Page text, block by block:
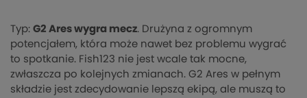
Typ: G2 Ares wygra mecz. Drużyna z ogromnym
potencjałem, która może nawet bez problemu wygrać
to spotkanie. Fish123 nie jest wcale tak mocne,
zwłaszcza po kolejnych zmianach. G2 Ares w pełnym
składzie jest zdecydowanie lepszą ekipą, ale muszą to